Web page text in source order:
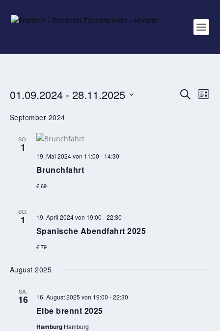
VERANSTALTUNGEN
UND
SUCHELISTE
01.09.2024 - 28.11.2025
wählen.
September 2024
SO.
1
Brunchfahrt
19. Mai 2024 von 11:00 - 14:30
€ 69
SO.
1
Spanische Abendfahrt 2025
19. April 2024 von 19:00 -22:30
€ 79
August 2025
SA.
16
Elbe brennt 2025
16. August 2025 von 19:00 -22:30
Hamburg Hamburg